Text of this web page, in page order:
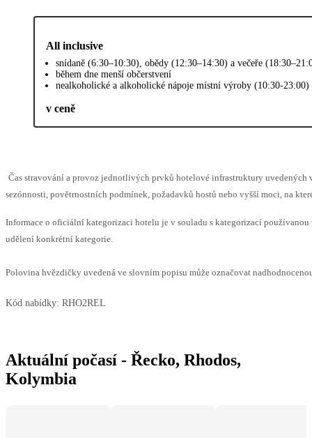
All inclusive
snídaně (6:30–10:30), obědy (12:30–14:30) a večeře
během dne menší občerstvení
nealkoholické a alkoholické nápoje místní výroby (10:30-23:00)
v ceně
Čas stravování a provoz jednotlivých prvků hotelové infrastruktury uvedených
sezónnosti, povětrnostních podmínek, požadavků hostů nebo vyšší moci, na
Informace o oficiální kategorizaci hotelu je v souladu s kategorizací
udělení konkrétní kategorie.
Polovina hvězdičky uvedená ve slovním popisu může označovat
Kód nabídky: RHO2REL
Aktuální počasí - Řecko, Rhodos,
Kolymbia